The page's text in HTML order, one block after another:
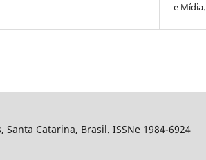
e Mídia.
Catarina, Brasil. ISSNe 1984-6924